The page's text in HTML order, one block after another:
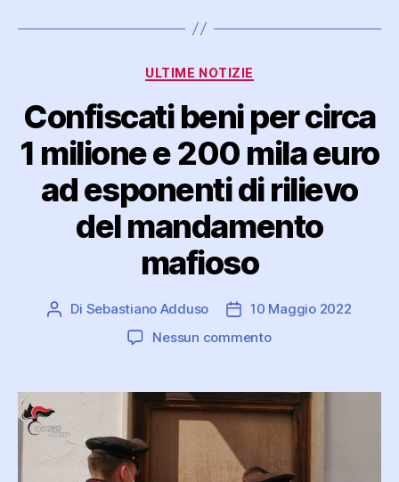
Categorie
ULTIME NOTIZIE
Confiscati beni per circa
1 milione e 200 mila euro
ad esponenti di rilievo
del mandamento
mafioso
Autore
Di Sebastiano Adduso
Data
dell'articolo
10 Maggio 2022
Nessun commentosu
per
circa
e